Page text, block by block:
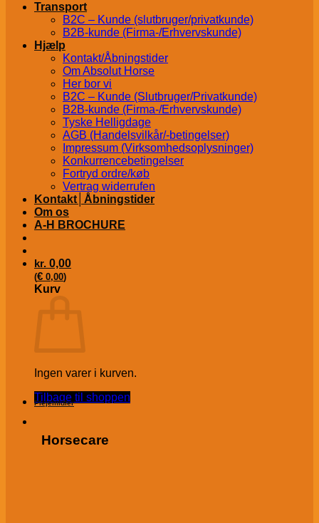
Transport
B2C – Kunde (slutbruger/privatkunde)
B2B-kunde (Firma-/Erhvervskunde)
Hjælp
Kontakt/Åbningstider
Om Absolut Horse
Her bor vi
B2C – Kunde (Slutbruger/Privatkunde)
B2B-kunde (Firma-/Erhvervskunde)
Tyske Helligdage
AGB (Handelsvilkår/-betingelser)
Impressum (Virksomhedsoplysninger)
Konkurrencebetingelser
Fortryd ordre/køb
Vertrag widerrufen
Kontakt│Åbningstider
Om os
A-H BROCHURE
kr. 0,00
(€ 0,00)
Kurv
Ingen varer i kurven.
Tilbage til shoppen
Plejemidler
Horsecare